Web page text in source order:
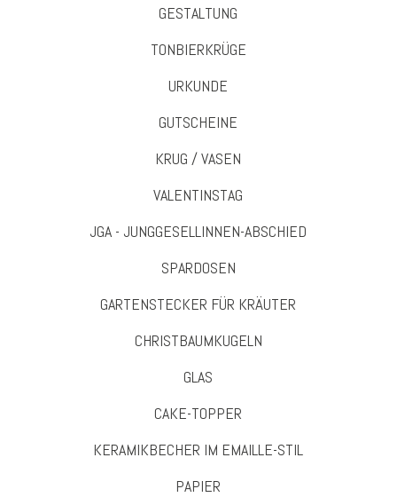
GESTALTUNG
TONBIERKRÜGE
URKUNDE
GUTSCHEINE
KRUG / VASEN
VALENTINSTAG
JGA - JUNGGESELLINNEN-ABSCHIED
SPARDOSEN
GARTENSTECKER FÜR KRÄUTER
CHRISTBAUMKUGELN
GLAS
CAKE-TOPPER
KERAMIKBECHER IM EMAILLE-STIL
PAPIER